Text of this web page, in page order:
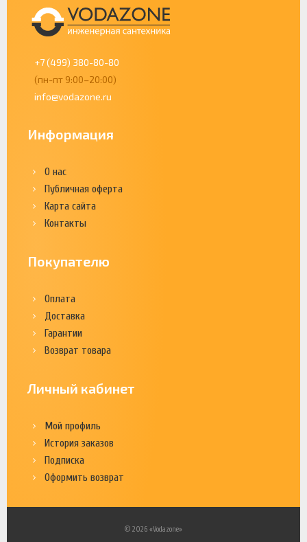
+7 (499) 380-80-80
(пн-пт 9:00–20:00)
info@vodazone.ru
Информация
О нас
Публичная оферта
Карта сайта
Контакты
Покупателю
Оплата
Доставка
Гарантии
Возврат товара
Личный кабинет
Мой профиль
История заказов
Подписка
Оформить возврат
© 2026 «Vodazone»